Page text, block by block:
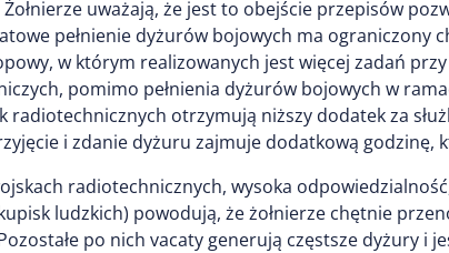
uważają, że jest to obejście przepisów
pełnienie dyżurów bojowych ma ograniczony
w którym realizowanych jest więcej zadań
pomimo pełnienia dyżurów bojowych w
radiotechnicznych otrzymują niższy dodatek za
i zdanie dyżuru zajmuje dodatkową godzinę,
radiotechnicznych, wysoka
ludzkich) powodują, że żołnierze chętnie
po nich vacaty generują częstsze dyżury